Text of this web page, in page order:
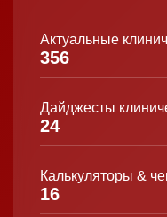
Актуальные
356
Дайджесты
24
Калькуляторы &
16